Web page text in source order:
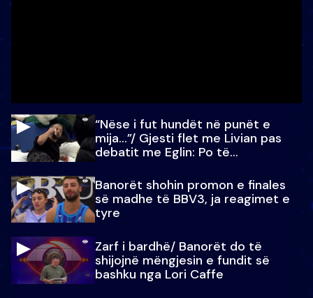
“Nëse i fut hundët në punët e
mija…”/ Gjesti flet me Livian pas
debatit me Eglin: Po të
Banorët shohin promon e finales
së madhe të BBV3, ja reagimet e
tyre
Zarf i bardhë/ Banorët do të
shijojnë mëngjesin e fundit së
bashku nga Lori Caffe